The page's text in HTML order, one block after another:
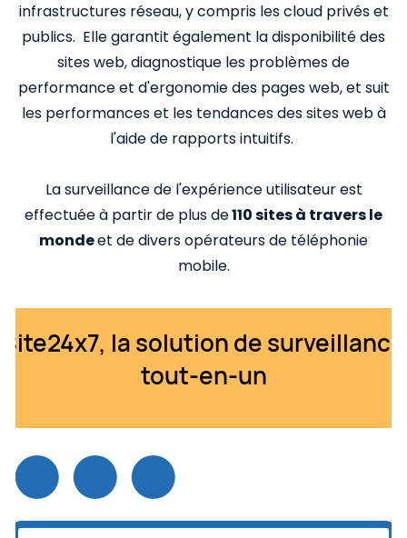
infrastructures réseau, y compris les cloud privés et
publics. ​ Elle garantit également la disponibilité des
sites web, diagnostique les problèmes de
performance et d'ergonomie des pages web, et suit
les performances et les tendances des sites web à
l'aide de rapports intuitifs. ​
La surveillance de l'expérience utilisateur est
effectuée à partir de plus de110 sites à travers le
mondeet de divers opérateurs de téléphonie
mobile.​
Site24x7, la solution de surveillance
tout-en-un